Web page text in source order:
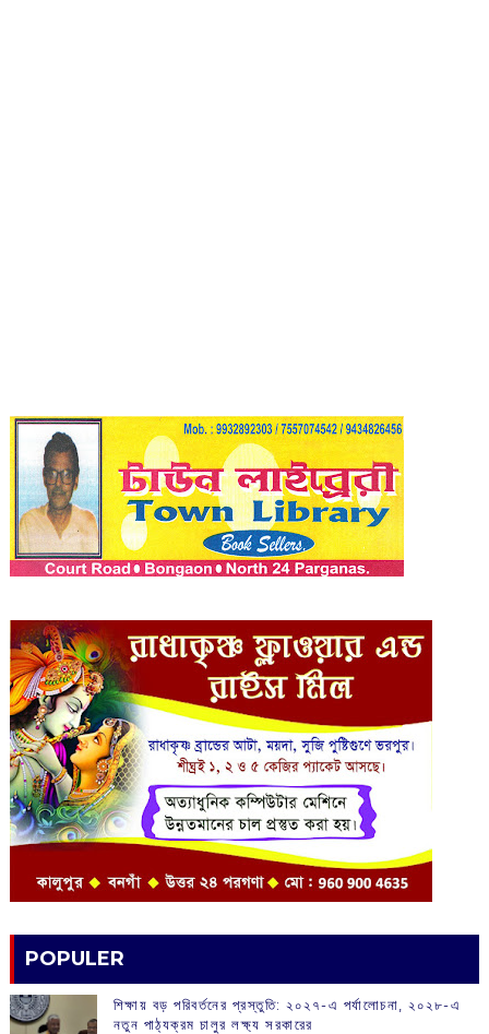
POPULER
শিক্ষায় বড় পরিবর্তনের প্রস্তুতি: ২০২৭-এ পর্যালোচনা, ২০২৮-এ
নতুন পাঠ্যক্রম চালুর লক্ষ্য সরকারের